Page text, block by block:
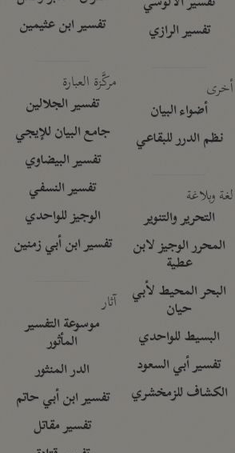
تفسير الرازي
أخرى
أضواء البيان
نظم الدرر للبقاعي
لغة وبلاغة
التحرير والتنوير
المحرر الوجيز لابن
عطية
البحر المحيط لأبي
حيان
البسيط للواحدي
تفسير أبي السعود
الكشاف للزمخشري
تفسير ابن عثيمين
مركَّزة العبارة
تفسير الجلالين
جامع البيان للإيجي
تفسير البيضاوي
تفسير النسفي
الوجيز للواحدي
تفسير ابن أبي زمنين
آثار
موسوعة التفسير
المأثور
الدر المنثور
تفسير ابن أبي حاتم
تفسير مقاتل